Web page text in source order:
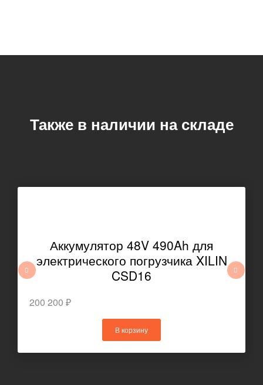
Также в наличии на складе
Аккумулятор 48V 490Ah для
электрического погрузчика XILIN
CSD16
200 200 ₽
В корзину